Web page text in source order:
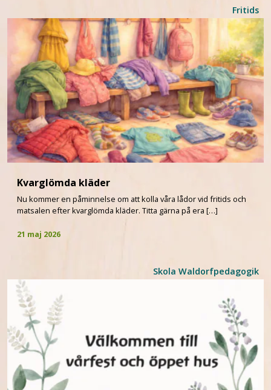
Fritids
Kvarglömda kläder
Nu kommer en påminnelse om att kolla våra lådor vid fritids och
matsalen efter kvarglömda kläder. Titta gärna på era […]
21 maj 2026
Skola Waldorfpedagogik